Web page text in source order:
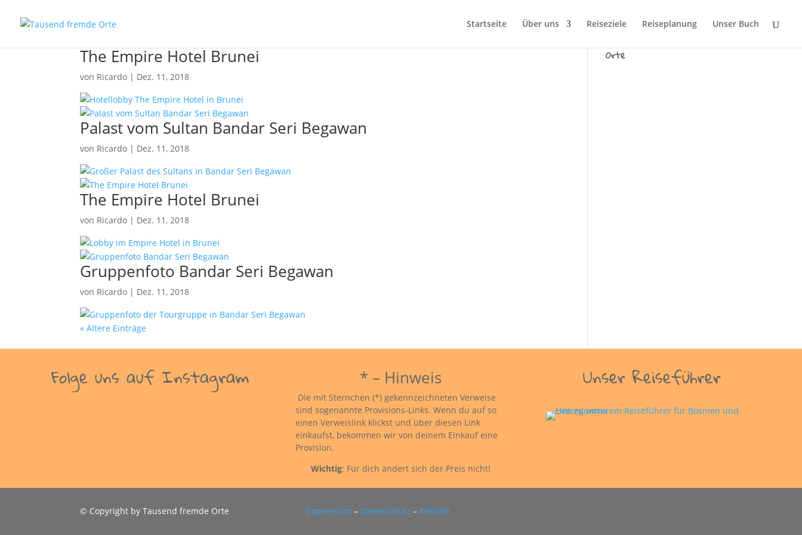
Startseite Über uns Reiseziele Reiseplanung Unser Buch
The Empire Hotel Brunei
von Ricardo | Dez. 11, 2018
Palast vom Sultan Bandar Seri Begawan
von Ricardo | Dez. 11, 2018
The Empire Hotel Brunei
von Ricardo | Dez. 11, 2018
Gruppenfoto Bandar Seri Begawan
von Ricardo | Dez. 11, 2018
« Ältere Einträge
Orte
Folge uns auf Instagram * – Hinweis
Die mit Sternchen (*) gekennzeichneten Verweise
sind sogenannte Provisions-Links. Wenn du auf so
einen Verweislink klickst und über diesen Link
einkaufst, bekommen wir von deinem Einkauf eine
Provision.
Wichtig: Für dich ändert sich der Preis nicht!
Unser Reiseführer
© Copyright by Tausend fremde Orte Impressum – Datenschutz – Kontakt